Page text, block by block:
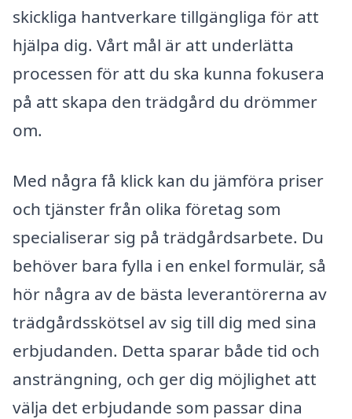
skickliga hantverkare tillgängliga för att
hjälpa dig. Vårt mål är att underlätta
processen för att du ska kunna fokusera
på att skapa den trädgård du drömmer
om.
Med några få klick kan du jämföra priser
och tjänster från olika företag som
specialiserar sig på trädgårdsarbete. Du
behöver bara fylla i en enkel formulär, så
hör några av de bästa leverantörerna av
trädgårdsskötsel av sig till dig med sina
erbjudanden. Detta sparar både tid och
ansträngning, och ger dig möjlighet att
välja det erbjudande som passar dina